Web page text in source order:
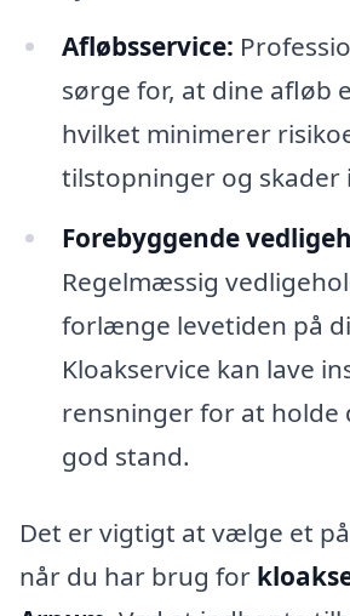
Afløbsservice:
sørge for, at dine afløb
hvilket minimerer
tilstopninger og skader
Forebyggende
Regelmæssig
forlænge levetiden på
Kloakservice kan lave
rensninger for at holde
god stand.
Det er vigtigt at vælge et
når du har brug for